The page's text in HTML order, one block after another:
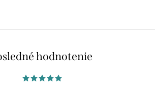
hodnotenie